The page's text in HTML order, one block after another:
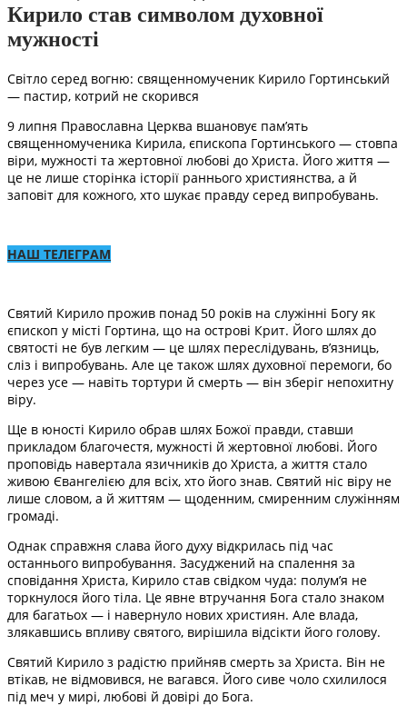
Кирило став символом духовної
мужності
Світло серед вогню: священномученик Кирило Гортинський
— пастир, котрий не скорився
9 липня Православна Церква вшановує пам’ять
священномученика Кирила, єпископа Гортинського — стовпа
віри, мужності та жертовної любові до Христа. Його життя —
це не лише сторінка історії раннього християнства, а й
заповіт для кожного, хто шукає правду серед випробувань.
НАШ ТЕЛЕГРАМ
Святий Кирило прожив понад 50 років на служінні Богу як
єпископ у місті Гортина, що на острові Крит. Його шлях до
святості не був легким — це шлях переслідувань, в’язниць,
сліз і випробувань. Але це також шлях духовної перемоги, бо
через усе — навіть тортури й смерть — він зберіг непохитну
віру.
Ще в юності Кирило обрав шлях Божої правди, ставши
прикладом благочестя, мужності й жертовної любові. Його
проповідь навертала язичників до Христа, а життя стало
живою Євангелією для всіх, хто його знав. Святий ніс віру не
лише словом, а й життям — щоденним, смиренним служінням
громаді.
Однак справжня слава його духу відкрилась під час
останнього випробування. Засуджений на спалення за
сповідання Христа, Кирило став свідком чуда: полум’я не
торкнулося його тіла. Це явне втручання Бога стало знаком
для багатьох — і навернуло нових християн. Але влада,
злякавшись впливу святого, вирішила відсікти його голову.
Святий Кирило з радістю прийняв смерть за Христа. Він не
втікав, не відмовився, не вагався. Його сиве чоло схилилося
під меч у мирі, любові й довірі до Бога.